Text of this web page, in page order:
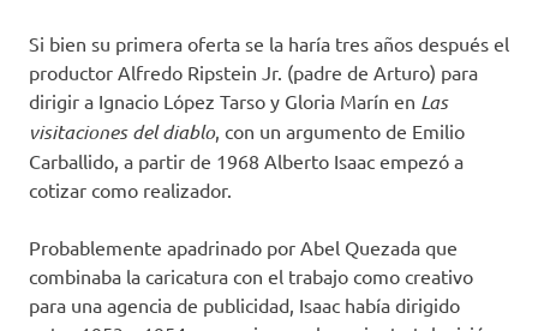
Si bien su primera oferta se la haría tres años después el
productor Alfredo Ripstein Jr. (padre de Arturo) para
dirigir a Ignacio López Tarso y Gloria Marín en Las
visitaciones del diablo, con un argumento de Emilio
Carballido, a partir de 1968 Alberto Isaac empezó a
cotizar como realizador.
Probablemente apadrinado por Abel Quezada que
combinaba la caricatura con el trabajo como creativo
para una agencia de publicidad, Isaac había dirigido